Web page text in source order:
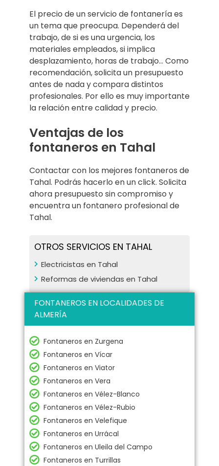
El precio de un servicio de fontanería es
un tema que preocupa. Dependerá del
trabajo, de si es una urgencia, los
materiales empleados, si implica
desplazamiento, horas de trabajo… Como
recomendación, solicita un presupuesto
antes de nada y compara distintos
profesionales. Por ello es muy importante
la relación entre calidad y precio.
Ventajas de los
fontaneros en Tahal
Contactar con los mejores fontaneros de
Tahal. Podrás hacerlo en un click. Solicita
ahora presupuesto sin compromiso y
encuentra un fontanero profesional de
Tahal.
OTROS SERVICIOS EN TAHAL
Electricistas en Tahal
Reformas de viviendas en Tahal
FONTANEROS EN LOCALIDADES DE
ALMERÍA
Fontaneros en Zurgena
Fontaneros en Vícar
Fontaneros en Viator
Fontaneros en Vera
Fontaneros en Vélez-Blanco
Fontaneros en Vélez-Rubio
Fontaneros en Velefique
Fontaneros en Urrácal
Fontaneros en Uleila del Campo
Fontaneros en Turrillas